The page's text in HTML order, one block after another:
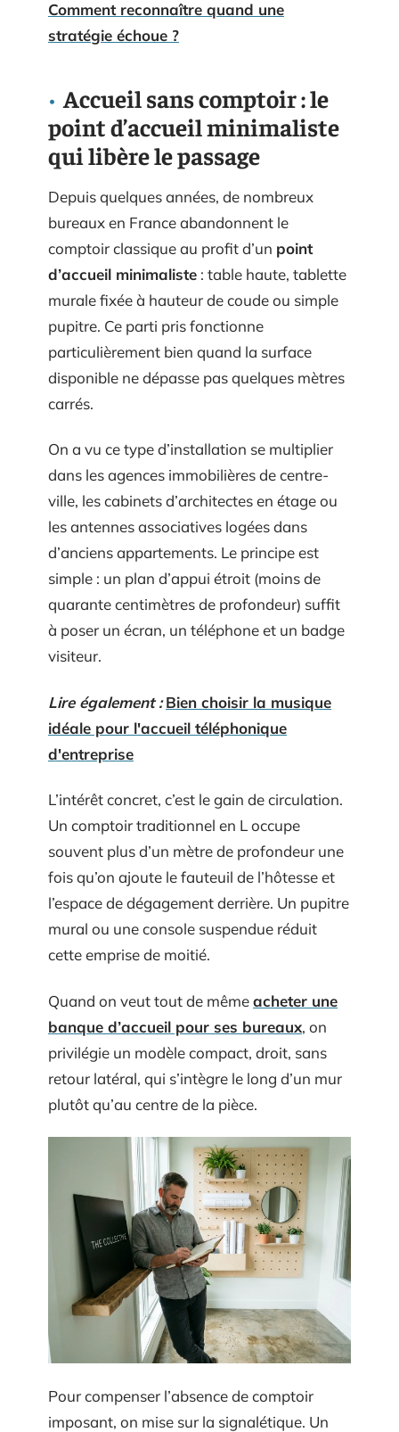
Comment reconnaître quand une
stratégie échoue ?
Accueil sans comptoir : le
point d’accueil minimaliste
qui libère le passage
Depuis quelques années, de nombreux
bureaux en France abandonnent le
comptoir classique au profit d’un point
d’accueil minimaliste : table haute, tablette
murale fixée à hauteur de coude ou simple
pupitre. Ce parti pris fonctionne
particulièrement bien quand la surface
disponible ne dépasse pas quelques mètres
carrés.
On a vu ce type d’installation se multiplier
dans les agences immobilières de centre-
ville, les cabinets d’architectes en étage ou
les antennes associatives logées dans
d’anciens appartements. Le principe est
simple : un plan d’appui étroit (moins de
quarante centimètres de profondeur) suffit
à poser un écran, un téléphone et un badge
visiteur.
Lire également : Bien choisir la musique
idéale pour l'accueil téléphonique
d'entreprise
L’intérêt concret, c’est le gain de circulation.
Un comptoir traditionnel en L occupe
souvent plus d’un mètre de profondeur une
fois qu’on ajoute le fauteuil de l’hôtesse et
l’espace de dégagement derrière. Un pupitre
mural ou une console suspendue réduit
cette emprise de moitié.
Quand on veut tout de mêmeacheter une
banque d’accueil pour ses bureaux, on
privilégie un modèle compact, droit, sans
retour latéral, qui s’intègre le long d’un mur
plutôt qu’au centre de la pièce.
Pour compenser l’absence de comptoir
imposant, on mise sur la signalétique. Un